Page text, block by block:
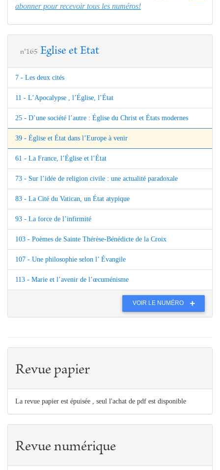
abonner pour recevoir tous les numéros!
n°165 Eglise et Etat
7 - Les deux cités
11 - L’Apocalypse , l’Église, l’État
25 - D’une société l’autre : Église du Christ et États modernes
39 - Église et État dans l’Europe à venir
61 - La France, l’Église et l’État
73 - Sur l’idée de religion civile : une actualité paradoxale
83 - La Cité du Vatican, un État atypique
93 - La force de l’infirmité
103 - Poèmes de Sainte Thérèse-Bénédicte de la Croix
107 - Une philosophie selon l’ Évangile
113 - Marie et l’avenir de l’œcuménisme
VOIR LE NUMÉRO
Revue papier
La revue papier est épuisée , seul l'achat de pdf est disponible
Revue numérique